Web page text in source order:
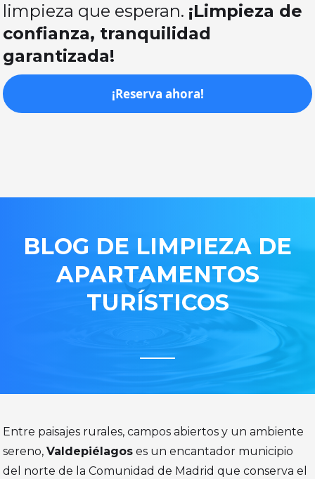
limpieza que esperan. ¡Limpieza de
confianza, tranquilidad
garantizada!
¡Reserva ahora!
BLOG DE LIMPIEZA DE
APARTAMENTOS
TURÍSTICOS
Entre paisajes rurales, campos abiertos y un ambiente
sereno,Valdepiélagos es un encantador municipio
del norte de la Comunidad de Madrid que conserva el